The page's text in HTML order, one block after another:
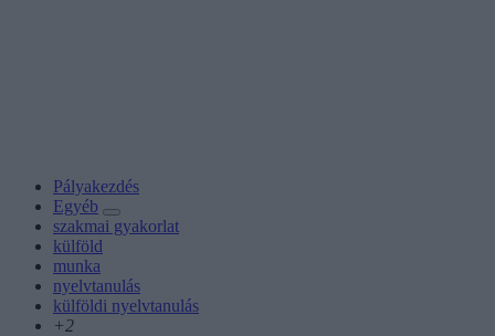
Pályakezdés
Egyéb
szakmai gyakorlat
külföld
munka
nyelvtanulás
külföldi nyelvtanulás
+2